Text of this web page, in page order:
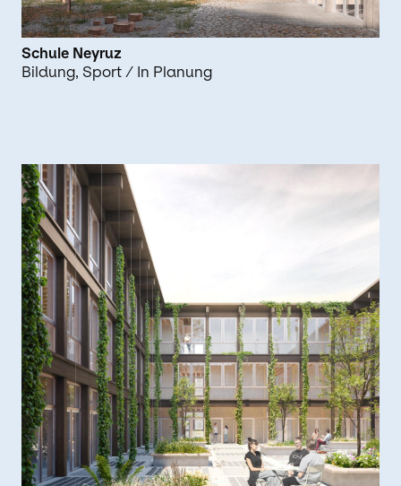
Schule Neyruz
Bildung Sport / In Planung